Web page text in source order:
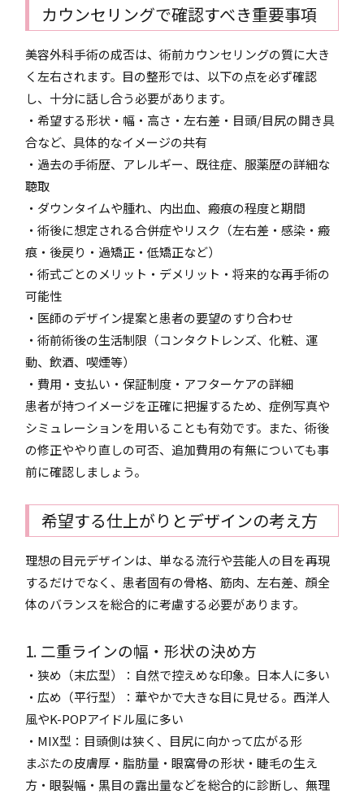
カウンセリングで確認すべき重要事項
美容外科手術の成否は、術前カウンセリングの質に大き
く左右されます。目の整形では、以下の点を必ず確認
し、十分に話し合う必要があります。
・希望する形状・幅・高さ・左右差・目頭/目尻の開き具
合など、具体的なイメージの共有
・過去の手術歴、アレルギー、既往症、服薬歴の詳細な
聴取
・ダウンタイムや腫れ、内出血、瘢痕の程度と期間
・術後に想定される合併症やリスク（左右差・感染・瘢
痕・後戻り・過矯正・低矯正など）
・術式ごとのメリット・デメリット・将来的な再手術の
可能性
・医師のデザイン提案と患者の要望のすり合わせ
・術前術後の生活制限（コンタクトレンズ、化粧、運
動、飲酒、喫煙等）
・費用・支払い・保証制度・アフターケアの詳細
患者が持つイメージを正確に把握するため、症例写真や
シミュレーションを用いることも有効です。また、術後
の修正ややり直しの可否、追加費用の有無についても事
前に確認しましょう。
希望する仕上がりとデザインの考え方
理想の目元デザインは、単なる流行や芸能人の目を再現
するだけでなく、患者固有の骨格、筋肉、左右差、顔全
体のバランスを総合的に考慮する必要があります。
1. 二重ラインの幅・形状の決め方
・狭め（末広型）：自然で控えめな印象。日本人に多い
・広め（平行型）：華やかで大きな目に見せる。西洋人
風やK-POPアイドル風に多い
・MIX型：目頭側は狭く、目尻に向かって広がる形
まぶたの皮膚厚・脂肪量・眼窩骨の形状・睫毛の生え
方・眼裂幅・黒目の露出量などを総合的に診断し、無理